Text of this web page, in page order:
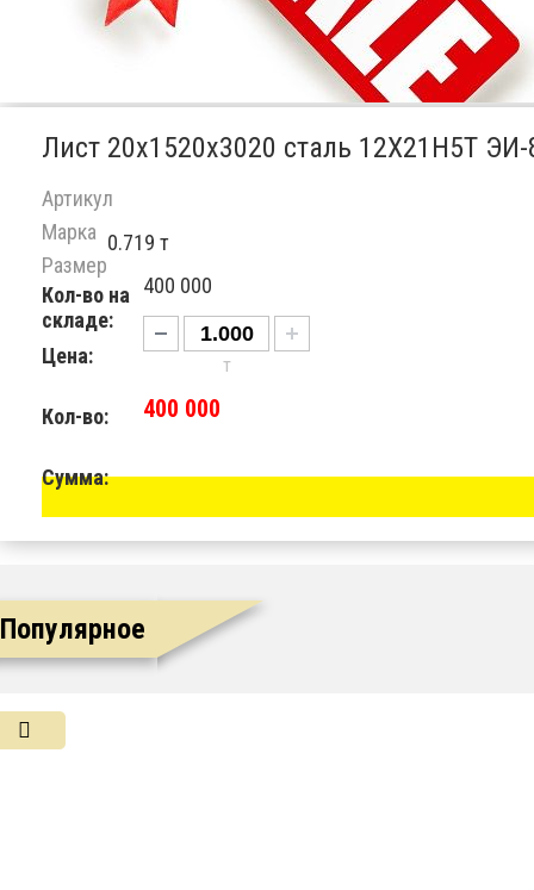
Лист 20х1520х3020 сталь 12Х21Н5Т ЭИ-
Артикул
Марка
Размер
Кол-во на
складе:
0.719 т
Цена:
400 000
Кол-во:
т
Сумма:
400 000
Популярное